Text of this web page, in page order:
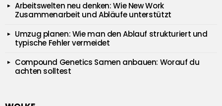
Arbeitswelten neu denken: Wie New Work
Zusammenarbeit und Abläufe unterstützt
Umzug planen: Wie man den Ablauf strukturiert und
typische Fehler vermeidet
Compound Genetics Samen anbauen: Worauf du
achten solltest